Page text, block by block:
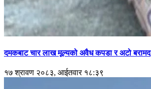
दमकबाट चार लाख मूल्यको अवैध कपडा र अटो बरामद
१७ श्रावण २०८३, आईतवार १८:३९